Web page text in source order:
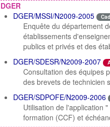
DGER
DGER/MSSI/N2009-2005
Enquête du département
établissements
publics et privés et des
DGER/SDESR/N2009-2007
Consultation des équipes
des brevets de technicien
DGER/SDPOFE/N2009-2006
Utilisation de l'application
formation (CCF) et